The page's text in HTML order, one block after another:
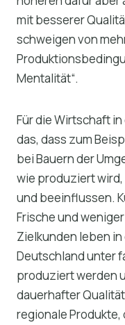
mit besserer
schweigen von
Mentalität“.
Für die Wirtschaft
das, dass zum
bei Bauern der
wie produziert
und beeinflussen.
Frische und
Zielkunden leben
Deutschland unter
produziert werden
dauerhafter
regionale